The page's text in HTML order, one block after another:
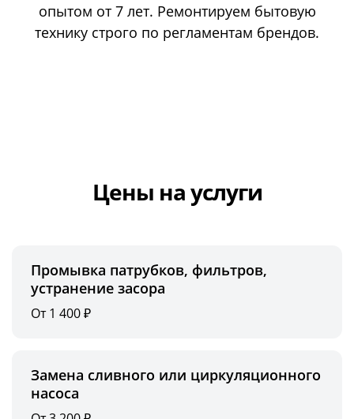
опытом от 7 лет. Ремонтируем бытовую
технику строго по регламентам брендов.
Цены на услуги
Промывка патрубков, фильтров,
устранение засора
От 1 400 ₽
Замена сливного или циркуляционного
насоса